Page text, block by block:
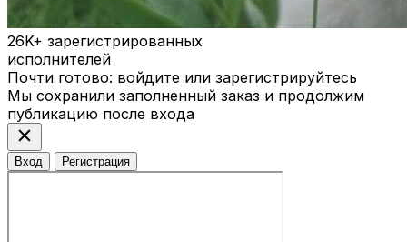
26K+ зарегистрированных
исполнителей
Почти готово: войдите или зарегистрируйтесь
Мы сохранили заполненный заказ и продолжим
публикацию после входа
close
Вход Регистрация